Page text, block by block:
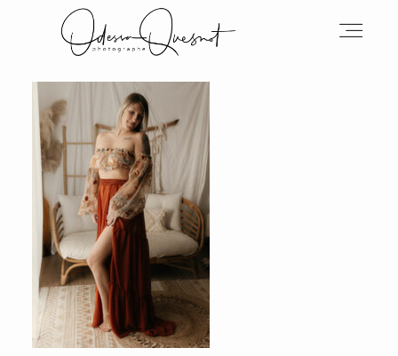
MON TRAVAIL
VOS MOTS D'AMOUR
BOH'AIME